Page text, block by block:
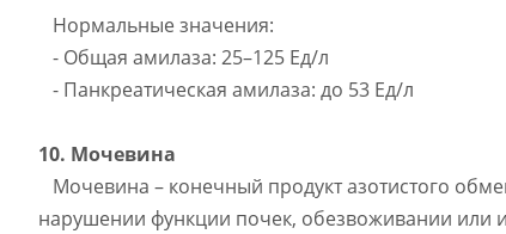
Нормальные значения:
- Общая амилаза: 25–125 Ед/л
- Панкреатическая амилаза: до 53 Ед/л
10. Мочевина
Мочевина – конечный продукт азотистого
нарушении функции почек, обезвоживании или